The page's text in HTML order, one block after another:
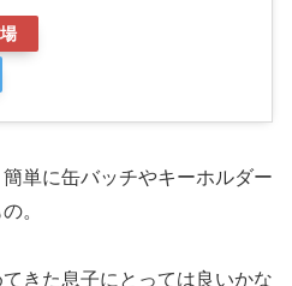
単に缶バッチやキーホルダー
。
きた息子にとっては良いかな